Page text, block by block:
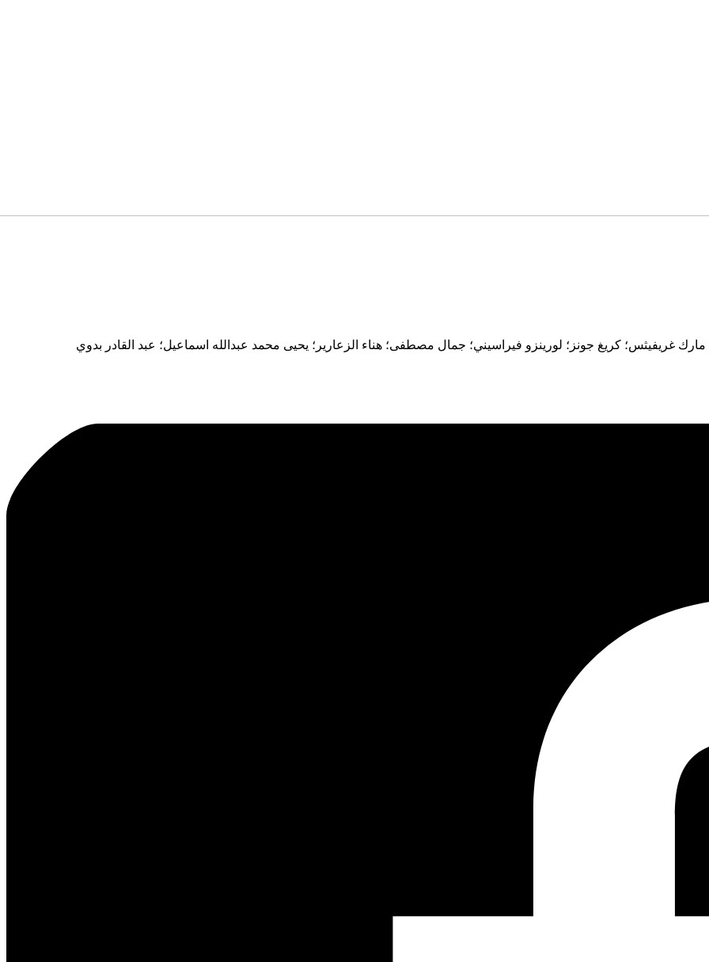
مارك غريفيثس؛ كريغ جونز؛ لورينزو فيراسيني؛ جمال مصطفى؛ هناء الزعارير؛ يحيى محمد عبدالله اسماعيل؛ عبد القادر بدوي